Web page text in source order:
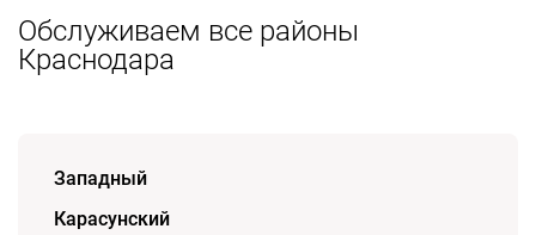
Обслуживаем все районы
Краснодара
Западный
Карасунский